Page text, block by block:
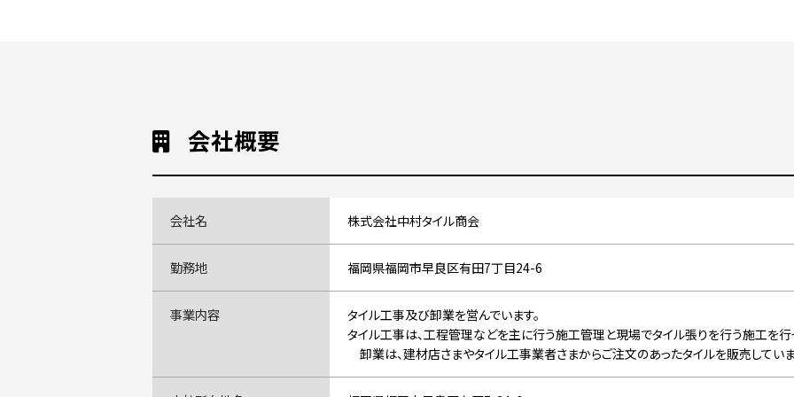
会社概要
会社名 株式会社中村タイル商会
勤務地 福岡県福岡市早良区有田7丁目24-6
事業内容
タイル工事及び卸業を営んでいます。
タイル工事は、工程管理などを主に行う施工管理と現場でタイル張りを行う施工を行
卸業は、建材店さまやタイル工事業者さまからご注文のあったタイルを販売していま